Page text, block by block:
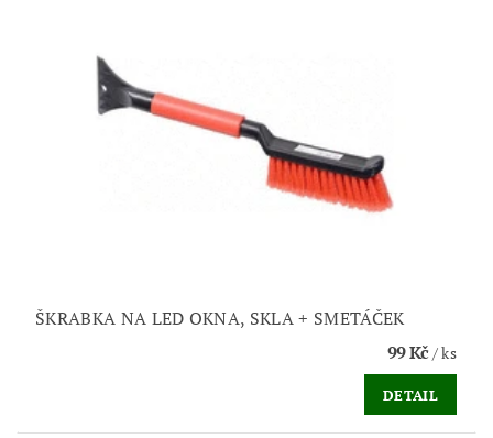
ŠKRABKA NA LED OKNA, SKLA + SMETÁČEK
99 Kč/ ks
DETAIL